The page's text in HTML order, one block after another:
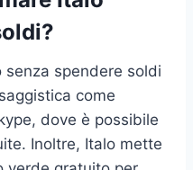
senza spendere soldi
come
dove è possibile
Inoltre, Italo mette